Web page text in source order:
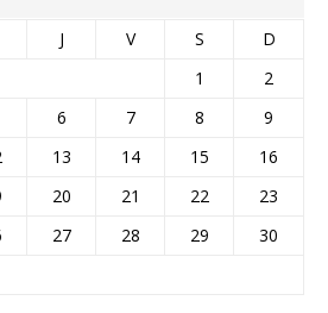
J V S
D
1
2
6 7 8
9
13 14 15
16
20 21 22
23
27 28 29
30